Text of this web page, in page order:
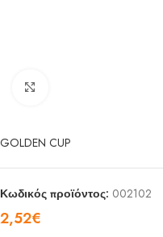
GOLDEN CUP
Κωδικός προϊόντος: 002102
2,52€